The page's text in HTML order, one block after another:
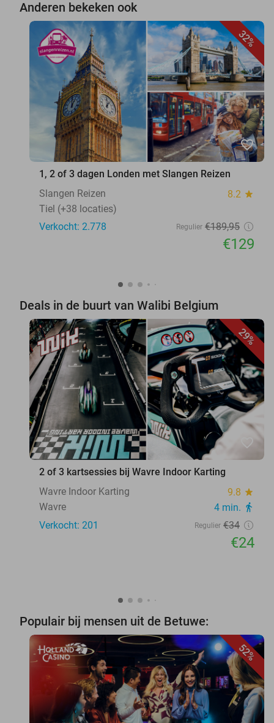
Anderen bekeken ook
32%
favorite_border
1, 2 of 3 dagen Londen met Slangen Reizen
Slangen Reizen
8.2 star
Tiel (+38 locaties)
Verkocht: 2.778
Regulier €189,95
€129
Deals in de buurt van Walibi Belgium
29%
favorite_border
2 of 3 kartsessies bij Wavre Indoor Karting
Wavre Indoor Karting
9.8 star
Wavre 4 min. directions_walk
Verkocht: 201 Regulier €34
€24
Populair bij mensen uit de Betuwe:
52%